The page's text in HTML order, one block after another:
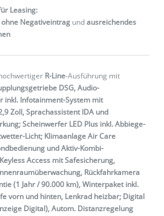
Leasing:
ohne Negativeintrag undausreichendes
R-Line-Ausführung mit
DSG, Audio-
inkl. Infotainment-System mit
Zoll, Sprachassistent IDA und
Scheinwerfer LED Plus inkl. Abbiege-
Licht; Klimaanlage Air Care
und Aktiv-Kombi-
Access mit Safesicherung,
Rückfahrkamera
(1 Jahr / 90.000 km), Winterpaket inkl.
vorn und hinten, Lenkrad heizbar; Digital
Digital), Autom. Distanzregelung